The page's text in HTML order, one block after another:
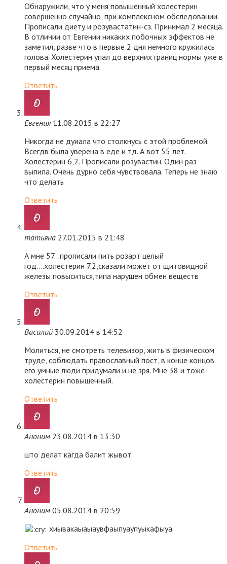
Обнаружили, что у меня повышенный холестерин
совершенно случайно, при комплексном обследовании.
Прописали диету и розувастатин-сз. Принимал 2 месяца.
В отличии от Евгении никаких побочных эффектов не
заметил, разве что в первые 2 дня немного кружилась
голова. Холестерин упал до верхних границ нормы уже в
первый месяц приема.
Ответить
Евгения 11.08.2015 в 22:27
Никогда не дуиала что столкнусь с этой проблемой.
Всегдв была уверена в еде и тд. А вот 55 лет.
Холестерин 6,2. Прописали розувастин. Один раз
выпила. Очень дурно себя чувствовала. Теперь не знаю
что делать
Ответить
татьяна 27.01.2015 в 21:48
А мне 57…прописали пить розарт целый
год….холестерин 7.2,сказали может от щитовидной
железы повыситься,типа нарушен обмен веществ
Ответить
Василий 30.09.2014 в 14:52
Молиться, не смотреть телевизор, жить в физическом
труде, соблюдать православный пост, в конце концов
его умные люди придумали и не зря. Мне 38 и тоже
холестерин повышенный.
Ответить
Аноним 23.08.2014 в 13:30
што делат кагда балит жывот
Ответить
Аноним 05.08.2014 в 20:59
хиывакаыаыаувфаыпуаупуыкафыуа
Ответить